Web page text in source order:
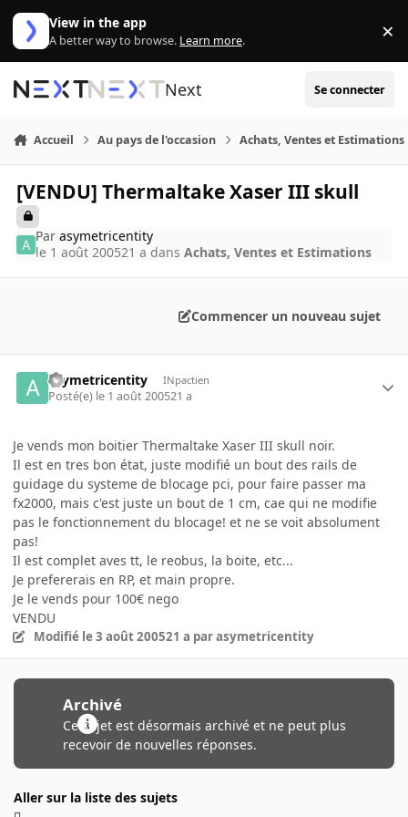
Aller au contenu
View in the app
A better way to browse. Learn more. ×
Next Se connecter
Accueil Au pays de l'occasion Achats, Ventes et Estimations
[VENDU] Thermaltake Xaser III skull
Parasymetricentity
le 1 août 200521 a dansAchats, Ventes et Estimations
Commencer un nouveau sujet
asymetricentity INpactien
Posté(e) le 1 août 200521 a
Je vends mon boitier Thermaltake Xaser III skull noir.
Il est en tres bon état, juste modifié un bout des rails de
guidage du systeme de blocage pci, pour faire passer ma
fx2000, mais c'est juste un bout de 1 cm, cae qui ne modifie
pas le fonctionnement du blocage! et ne se voit absolument
pas!
Il est complet aves tt, le reobus, la boite, etc...
Je prefererais en RP, et main propre.
Je le vends pour 100€ nego
VENDU
Modifié le 3 août 200521 a par asymetricentity
Archivé
Ce sujet est désormais archivé et ne peut plus
recevoir de nouvelles réponses.
Aller sur la liste des sujets